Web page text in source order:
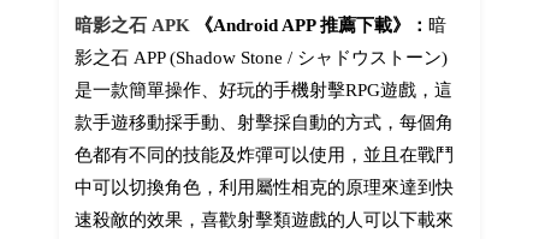
暗影之石 APK《Android APP 推薦下載》： 暗
影之石 APP (Shadow Stone / シャドウストーン)
是一款簡單操作、好玩的手機射擊RPG遊戲，這
款手遊移動採手動、射擊採自動的方式，每個角
色都有不同的技能及炸彈可以使用，並且在戰鬥
中可以切換角色，利用屬性相克的原理來達到快
速殺敵的效果，喜歡射擊類遊戲的人可以下載來